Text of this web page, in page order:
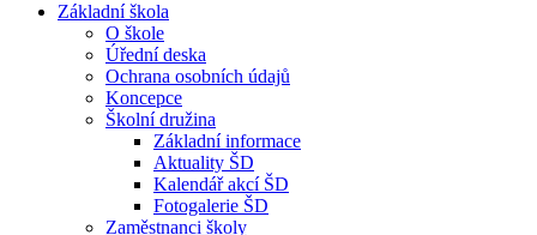
Základní škola
O škole
Úřední deska
Ochrana osobních údajů
Koncepce
Školní družina
Základní informace
Aktuality ŠD
Kalendář akcí ŠD
Fotogalerie ŠD
Zaměstnanci školy